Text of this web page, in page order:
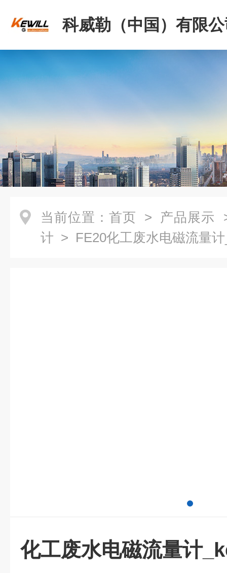
科威勒（中国）有限
当前位置： 首页 > 产品展示
计 > FE20化工废水电磁流量
化工废水电磁流量计